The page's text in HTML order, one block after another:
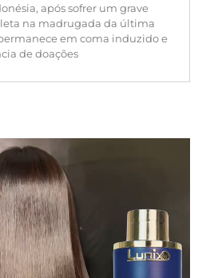
após sofrer um grave
na madrugada da última
em coma induzido e
de doações